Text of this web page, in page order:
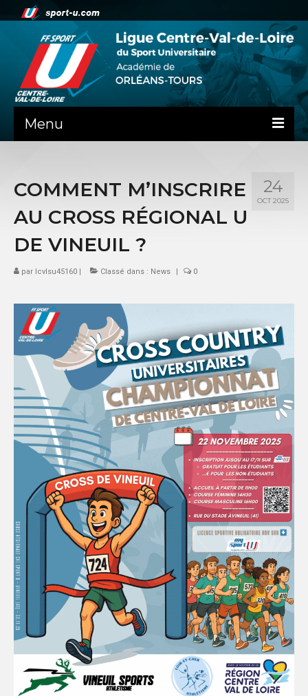
Menu
PRÉSENTATION
ADMINISTRATIF
SPORTS
SPORTS CO
SPORTS IND
FORMATION
COMMUNICATION
RÉSULTATS & PALMARÈS
PHOTOS
CHARTE GRAPHIQUE
CRU & CFU
24
OCT 2025
COMMENT M’INSCRIRE
AU CROSS RÉGIONAL U
DE VINEUIL ?
par lcvlsu45160 | Classé dans : News | 0